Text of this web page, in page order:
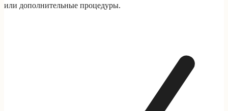
или дополнительные процедуры.